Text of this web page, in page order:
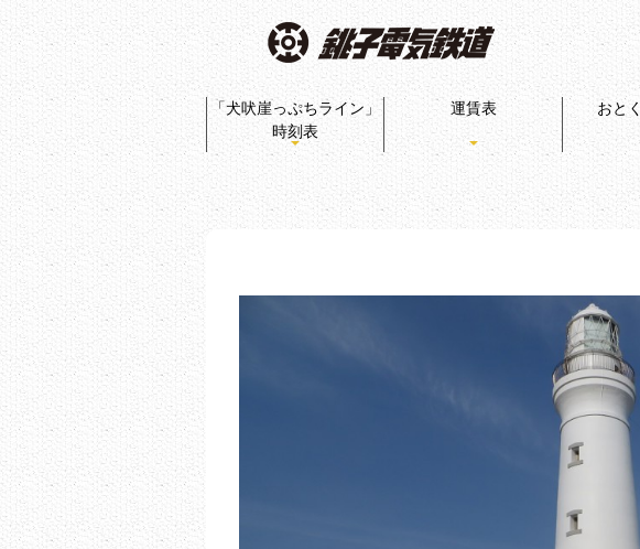
「犬吠崖っぷちライン」
時刻表
運賃表 おと